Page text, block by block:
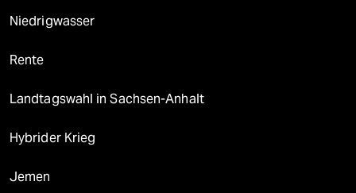
Niedrigwasser
Rente
Landtagswahl in Sachsen-Anhalt
Hybrider Krieg
Jemen